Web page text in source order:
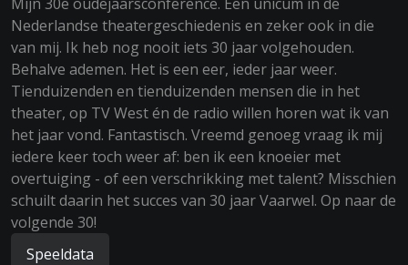
Nederlandse theatergeschiedenis en zeker ook in die
van mij. Ik heb nog nooit iets 30 jaar volgehouden.
Behalve ademen. Het is een eer, ieder jaar weer.
Tienduizenden en tienduizenden mensen die in het
theater, op TV West én de radio willen horen wat ik van
het jaar vond. Fantastisch. Vreemd genoeg vraag ik mij
iedere keer toch weer af: ben ik een knoeier met
overtuiging - of een verschrikking met talent? Misschien
schuilt daarin het succes van 30 jaar Vaarwel. Op naar de
volgende 30!
Speeldata